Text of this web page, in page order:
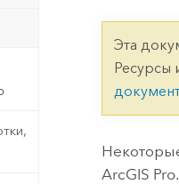
Природные ресурсы
Все отрасли
Эта
Ресурсы
ArcGIS Pro